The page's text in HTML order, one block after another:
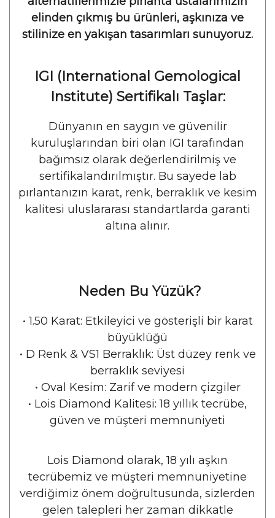
elinden çıkmış bu ürünleri, aşkınıza ve
stilinize en yakışan tasarımları sunuyoruz.
IGI (International Gemological
Institute) Sertifikalı Taşlar:
Dünyanın en saygın ve güvenilir
kuruluşlarından biri olan IGI tarafından
bağımsız olarak değerlendirilmiş ve
sertifikalandırılmıştır. Bu sayede lab
pırlantanızın karat, renk, berraklık ve kesim
kalitesi uluslararası standartlarda garanti
altına alınır.
Neden Bu Yüzük?
• 1.50 Karat: Etkileyici ve gösterişli bir karat
büyüklüğü
• D Renk & VS1 Berraklık: Üst düzey renk ve
berraklık seviyesi
• Oval Kesim: Zarif ve modern çizgiler
• Lois Diamond Kalitesi: 18 yıllık tecrübe,
güven ve müşteri memnuniyeti
Lois Diamond olarak, 18 yılı aşkın
tecrübemiz ve müşteri memnuniyetine
verdiğimiz önem doğrultusunda, sizlerden
gelen talepleri her zaman dikkatle